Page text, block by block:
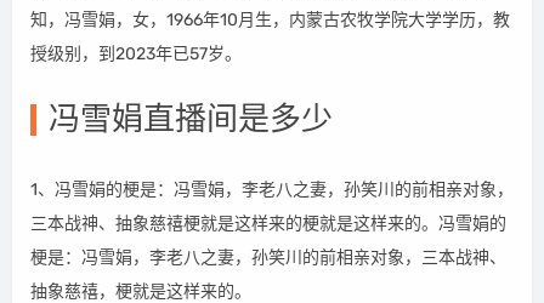
知，冯雪娟，女，1966年10月生，内蒙古农牧学院大学学历，教
授级别，到2023年已57岁。
冯雪娟直播间是多少
1、冯雪娟的梗是：冯雪娟，李老八之妻，孙笑川的前相亲对象，
三本战神、抽象慈禧梗就是这样来的梗就是这样来的。冯雪娟的
梗是：冯雪娟，李老八之妻，孙笑川的前相亲对象，三本战神、
抽象慈禧，梗就是这样来的。